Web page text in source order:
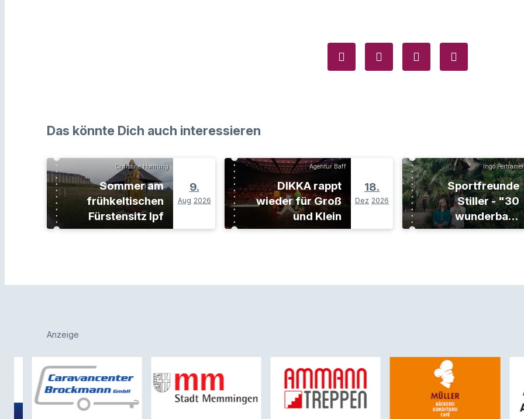
Das könnte Dich auch interessieren
Christine Hornung
Sommer am
frühkeltischen
Fürstensitz Ipf
9.
Aug 2026
Agentur Baff
DIKKA rappt
wieder für Groß
und Klein
18.
Dez 2026
Ingo Pertramer
Sportfreunde
Stiller - "30
wunderbare
Jahre"-Tour
Anzeige